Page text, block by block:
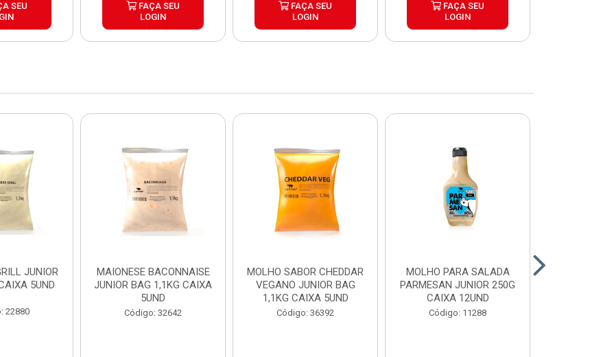
SEU
FAÇA SEU
LOGIN
FAÇA SEU
LOGIN
FAÇA SEU
LOGIN
JUNIOR
5UND
22880
MAIONESE BACONNAISE
JUNIOR BAG 1,1KG CAIXA
5UND
Código: 32642
MOLHO SABOR CHEDDAR
VEGANO JUNIOR BAG
1,1KG CAIXA 5UND
Código: 36392
MOLHO PARA SALADA
PARMESAN JUNIOR 250G
CAIXA 12UND
Código: 11288